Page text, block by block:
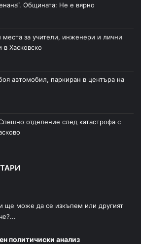
Общината: Не е вярно
места за учители, инженери и лични
в Хасковско
автомобил, паркиран в центъра на
отделение след катастрофа с
ще може да се изкъпем или другият
политичиски анализ